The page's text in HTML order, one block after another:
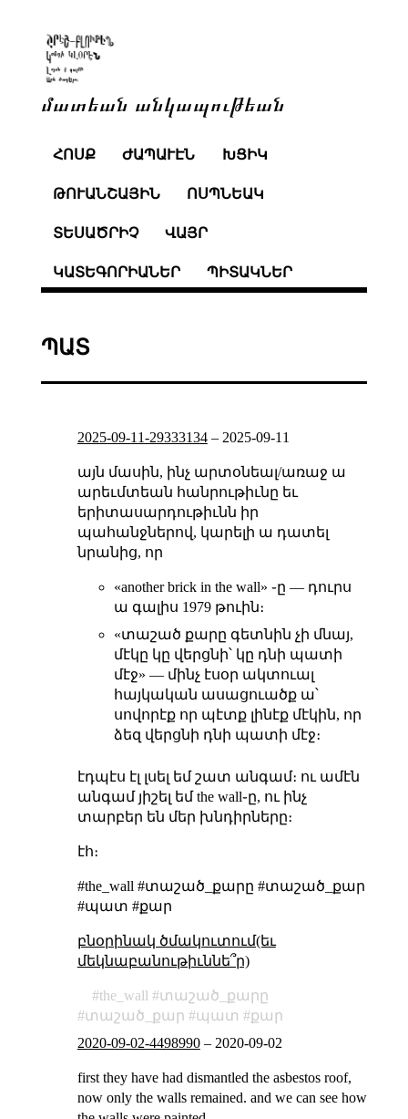
մատեան անկապութեան
ՀՈՍՔ ԺԱՊԱՒԷՆ ԽՑԻԿ
ԹՈՒԱՆՇԱՅԻՆ ՈՍՊՆԵԱԿ
ՏԵՍԱԾՐԻՉ ՎԱՅՐ
ԿԱՏԵԳՈՐԻԱՆԵՐ ՊԻՏԱԿՆԵՐ
ՊԱՏ
2025-09-11-29333134– 2025-09-11
այն մասին, ինչ արտօնեալ/առաջ ա
արեւմտեան հանրութիւնը եւ
երիտասարդութիւնն իր
պահանջներով, կարելի ա դատել
նրանից, որ
«another brick in the wall» ֊ը — դուրս
ա գալիս 1979 թուին։
«տաշած քարը գետնին չի մնայ,
մէկը կը վերցնի՝ կը դնի պատի
մէջ» — մինչ էսօր ակտուալ
հայկական ասացուածք ա՝
սովորէք որ պէտք լինէք մէկին, որ
ձեզ վերցնի դնի պատի մէջ։
էդպէս էլ լսել եմ շատ անգամ։ ու ամէն
անգամ յիշել եմ the wall֊ը, ու ինչ
տարբեր են մեր խնդիրները։
էհ։
#the_wall #տաշած_քարը #տաշած_քար
#պատ #քար
բնօրինակ ծմակուտում(եւ
մեկնաբանութիւննե՞ր)
the_wall
տաշած_քարը
տաշած_քար
պատ
քար
2020-09-02-4498990– 2020-09-02
first they have had dismantled the asbestos roof,
now only the walls remained. and we can see how